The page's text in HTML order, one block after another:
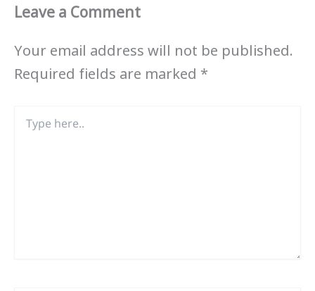
Leave a Comment
Your email address will not be published.
Required fields are marked *
here..